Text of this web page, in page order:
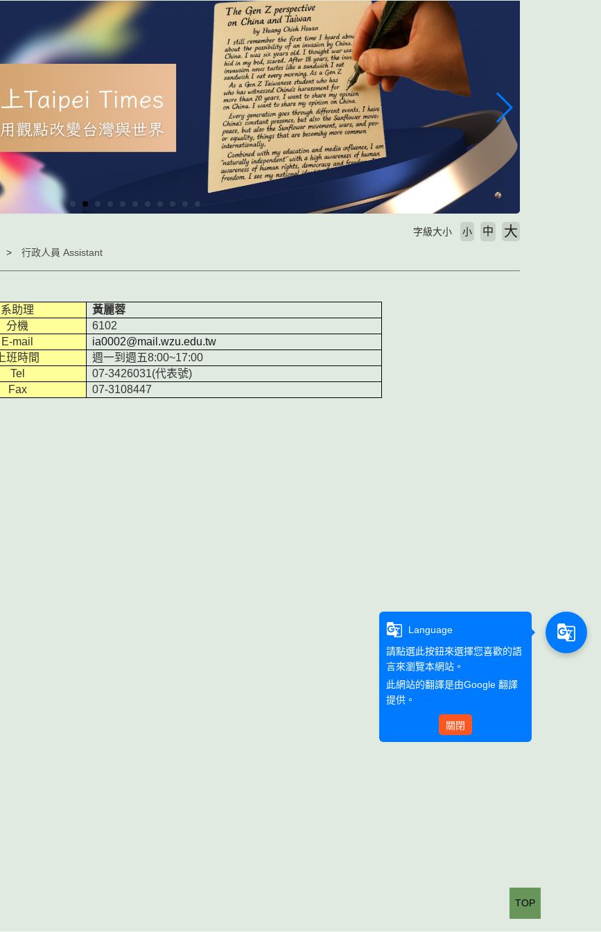
行政人員 Assistant
字級大小 小 中 大
系助理
黃麗蓉
分機
6102
E-mail
ia0002@mail.wzu.edu.tw
上班時間
週一到週五8:00~17:00
Tel
07-3426031(代表號)
Fax
07-3108447
TOP
g_translate
Language
請點選此按鈕來選擇您喜歡的語
言來瀏覽本網站。
此網站的翻譯是由Google 翻譯
提供。
關閉
g_translate